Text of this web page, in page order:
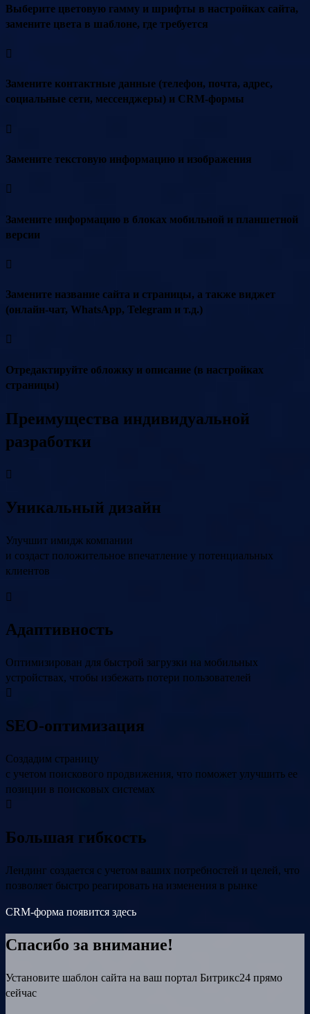
Выберите цветовую гамму и шрифты в настройках сайта,
замените цвета в шаблоне, где требуется
Замените контактные данные (телефон, почта, адрес,
социальные сети, мессенджеры) и CRM-формы
Замените текстовую информацию и изображения
Замените информацию в блоках мобильной и планшетной
версии
Замените название сайта и страницы, а также виджет
(онлайн-чат, WhatsApp, Telegram и т.д.)
Отредактируйте обложку и описание (в настройках
страницы)
Преимущества индивидуальной
разработки
Уникальный дизайн
Улучшит имидж компании
и создаст положительное впечатление у потенциальных
клиентов
Адаптивность
Оптимизирован для быстрой загрузки на мобильных
устройствах, чтобы избежать потери пользователей
SEO-оптимизация
Создадим страницу
с учетом поискового продвижения, что поможет улучшить ее
позиции в поисковых системах
Большая гибкость
Лендинг создается с учетом ваших потребностей и целей, что
позволяет быстро реагировать на изменения в рынке
CRM-форма появится здесь
Спасибо за внимание!
Установите шаблон сайта на ваш портал Битрикс24 прямо
сейчас